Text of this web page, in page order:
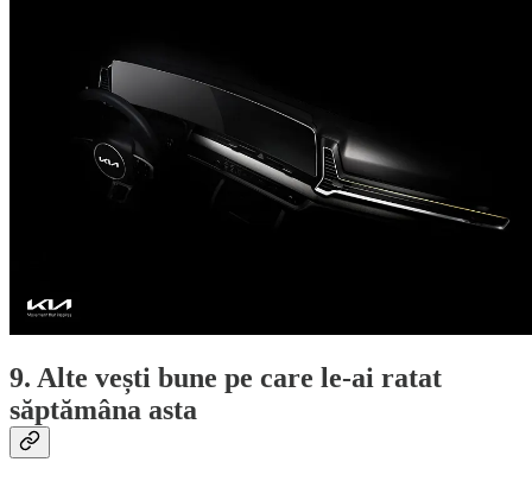
9. Alte vești bune pe care le-ai ratat
săptămâna asta